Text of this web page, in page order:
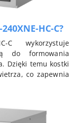
HC-C?
C wykorzystuje
do formowania
Dzięki temu kostki
co zapewnia